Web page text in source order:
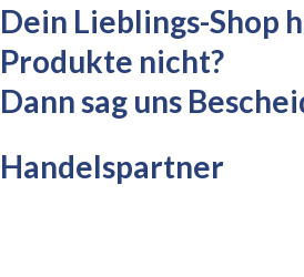
Dein Lieblings-Shop
Produkte nicht?
Dann sag uns
Handelspartner